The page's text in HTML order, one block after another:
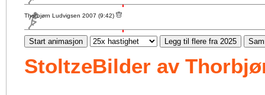
Thorbjørn Ludvigsen 2007 (9:42)
Start animasjon Legg til flere fra 2025
StoltzeBilder av